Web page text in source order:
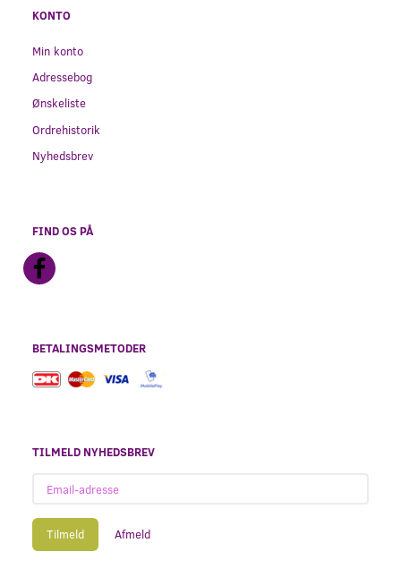
KONTO
Min konto
Adressebog
Ønskeliste
Ordrehistorik
Nyhedsbrev
FIND OS PÅ
BETALINGSMETODER
TILMELD NYHEDSBREV
adresse
Tilmeld Afmeld